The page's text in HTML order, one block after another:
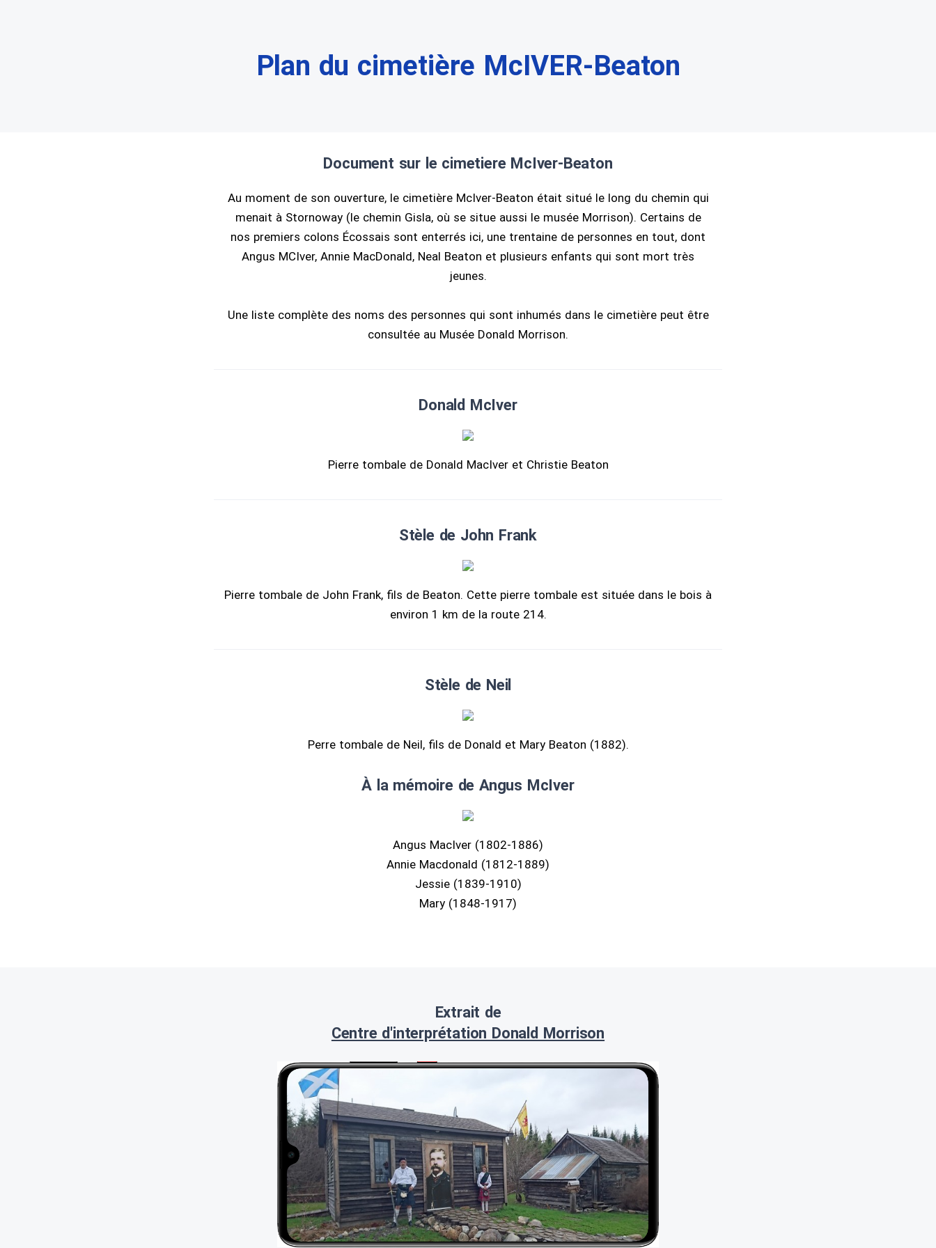
Plan du cimetière McIVER-Beaton
Document sur le cimetiere McIver-Beaton
Au moment de son ouverture, le cimetière McIver-Beaton était situé le long du chemin qui
menait à Stornoway (le chemin Gisla, où se situe aussi le musée Morrison). Certains de
nos premiers colons Écossais sont enterrés ici, une trentaine de personnes en tout, dont
Angus MCIver, Annie MacDonald, Neal Beaton et plusieurs enfants qui sont mort très
jeunes.
Une liste complète des noms des personnes qui sont inhumés dans le cimetière peut être
consultée au Musée Donald Morrison.
Donald McIver
Pierre tombale de Donald MacIver et Christie Beaton
Stèle de John Frank
Pierre tombale de John Frank, fils de Beaton. Cette pierre tombale est située dans le bois à
environ 1 km de la route 214.
Stèle de Neil
Perre tombale de Neil, fils de Donald et Mary Beaton (1882).
À la mémoire de Angus McIver
Angus MacIver (1802-1886)
Annie Macdonald (1812-1889)
Jessie (1839-1910)
Mary (1848-1917)
Extrait de
Centre d'interprétation Donald Morrison